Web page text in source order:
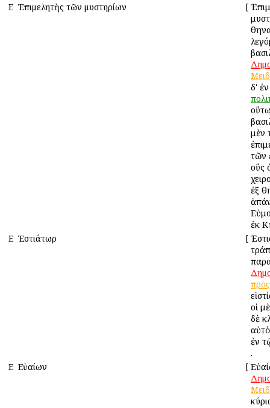
Ε Ἐπιμελητὴς τῶν μυστηρίων [
δ'
μὲν
τῶν
οὓς
ἐξ
ἐκ
Ε Ἑστιάτωρ [
πρὸς
οἱ
δὲ
ἐν
.
Ε Εὐαίων [